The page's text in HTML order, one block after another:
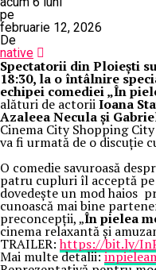
pe
februarie 12, 2026
De
native
Spectatorii din Ploiești
18:30, la o întâlnire
echipei comediei „În
alături de actoriiIoana
Azaleea Necula și
Cinema City Shopping
va fi urmată de o discuție
O comedie savuroasă
patru cupluri îl acceptă pe
dovedește un mod haios
cunoască mai bine
preconcepții, „În pielea
cinema relaxantă și
TRAILER:https://bit.ly/
Mai multe detalii: